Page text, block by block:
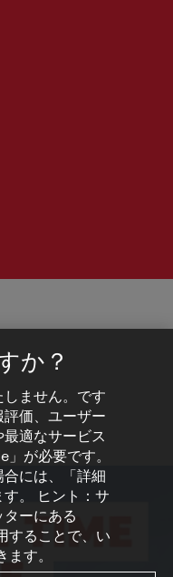
か？
ません。です
価、ユーザー
適なサービス
が必要です。
には、「詳細
。 ヒント：サ
ーにある
することで、い
す。